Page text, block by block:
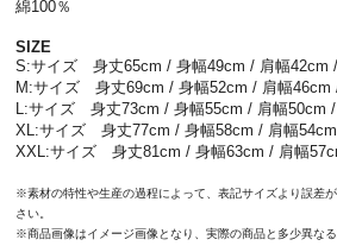
綿100％
SIZE
S:サイズ 身丈65cm / 身幅49cm / 肩幅42cm
M:サイズ 身丈69cm / 身幅52cm / 肩幅46cm
L:サイズ 身丈73cm / 身幅55cm / 肩幅50cm
XL:サイズ 身丈77cm / 身幅58cm / 肩幅
XXL:サイズ 身丈81cm / 身幅63cm / 肩幅
※素材の特性や生産の過程によって、表記サイズより誤差
さい。
※商品画像はイメージ画像となり、実際の商品と多少異なる